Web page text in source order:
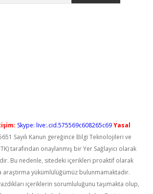
Skype: live:.cid.575569c608265c69Yasal
Sayılı Kanun gereğince Bilgi Teknolojileri ve
tarafından onaylanmış bir Yer Sağlayıcı olarak
Bu nedenle, sitedeki içerikleri proaktif olarak
araştırma yükümlülüğümüz bulunmamaktadır.
içeriklerin sorumluluğunu taşımakta olup,